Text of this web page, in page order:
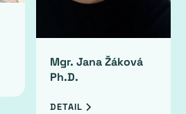
Mgr. Jana Žáková
Ph.D.
DETAIL